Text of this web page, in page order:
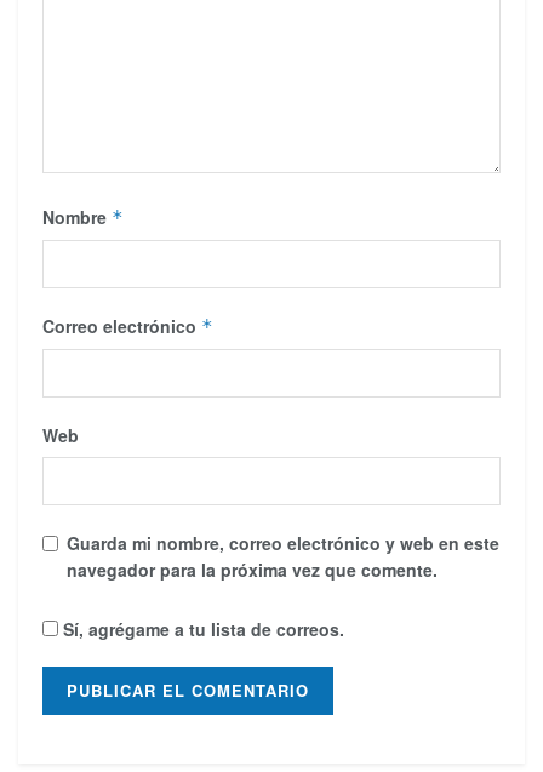
Nombre *
Correo electrónico *
Web
Guarda mi nombre, correo electrónico y web en este
navegador para la próxima vez que comente.
Sí, agrégame a tu lista de correos.